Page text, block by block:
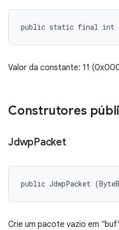
public static final int
Valor da constante: 11
Construtores
JdwpPacket
public JdwpPacket
Crie um pacote vazio em